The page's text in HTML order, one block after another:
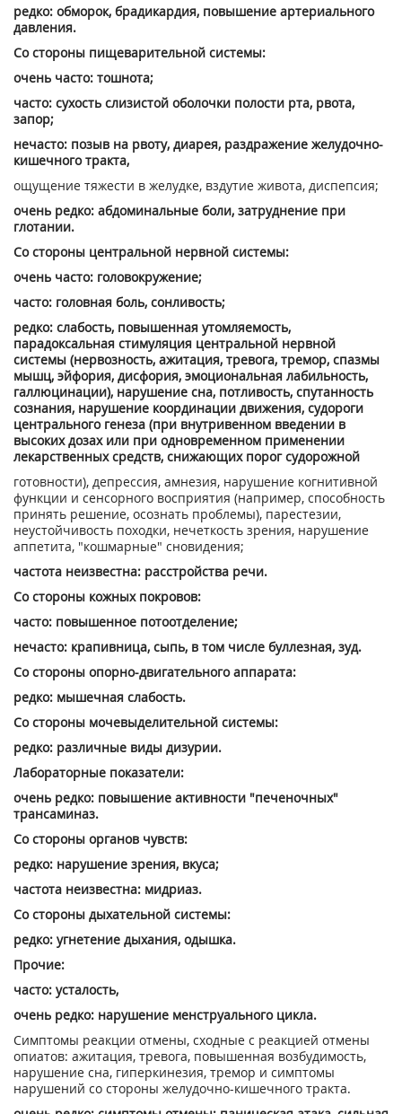
редко: обморок, брадикардия, повышение артериального
давления.
Со стороны пищеварительной системы:
очень часто: тошнота;
часто: сухость слизистой оболочки полости рта, рвота,
запор;
нечасто: позыв на рвоту, диарея, раздражение желудочно-
кишечного тракта,
ощущение тяжести в желудке, вздутие живота, диспепсия;
очень редко: абдоминальные боли, затруднение при
глотании.
Со стороны центральной нервной системы:
очень часто: головокружение;
часто: головная боль, сонливость;
редко: слабость, повышенная утомляемость,
парадоксальная стимуляция центральной нервной
системы (нервозность, ажитация, тревога, тремор, спазмы
мышц, эйфория, дисфория, эмоциональная лабильность,
галлюцинации), нарушение сна, потливость, спутанность
сознания, нарушение координации движения, судороги
центрального генеза (при внутривенном введении в
высоких дозах или при одновременном применении
лекарственных средств, снижающих порог судорожной
готовности), депрессия, амнезия, нарушение когнитивной
функции и сенсорного восприятия (например, способность
принять решение, осознать проблемы), парестезии,
неустойчивость походки, нечеткость зрения, нарушение
аппетита, "кошмарные" сновидения;
частота неизвестна: расстройства речи.
Со стороны кожных покровов:
часто: повышенное потоотделение;
нечасто: крапивница, сыпь, в том числе буллезная, зуд.
Со стороны опорно-двигательного аппарата:
редко: мышечная слабость.
Со стороны мочевыделительной системы:
редко: различные виды дизурии.
Лабораторные показатели:
очень редко: повышение активности "печеночных"
трансаминаз.
Со стороны органов чувств:
редко: нарушение зрения, вкуса;
частота неизвестна: мидриаз.
Со стороны дыхательной системы:
редко: угнетение дыхания, одышка.
Прочие:
часто: усталость,
очень редко: нарушение менструального цикла.
Симптомы реакции отмены, сходные с реакцией отмены
опиатов: ажитация, тревога, повышенная возбудимость,
нарушение сна, гиперкинезия, тремор и симптомы
нарушений со стороны желудочно-кишечного тракта.